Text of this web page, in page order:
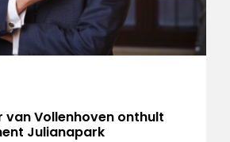
van Vollenhoven onthult
Julianapark